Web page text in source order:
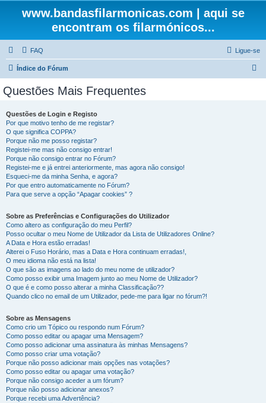
www.bandasfilarmonicas.com | aqui se
encontram os filarmónicos...
FAQ Ligue-se
Índice do Fórum
Questões Mais Frequentes
Questões de Login e Registo
Por que motivo tenho de me registar?
O que significa COPPA?
Porque não me posso registar?
Registei-me mas não consigo entrar!
Porque não consigo entrar no Fórum?
Registei-me e já entrei anteriormente, mas agora não consigo!
Esqueci-me da minha Senha, e agora?
Por que entro automaticamente no Fórum?
Para que serve a opção “Apagar cookies” ?
Sobre as Preferências e Configurações do Utilizador
Como altero as configuração do meu Perfil?
Posso ocultar o meu Nome de Utilizador da Lista de Utilizadores Online?
A Data e Hora estão erradas!
Alterei o Fuso Horário, mas a Data e Hora continuam erradas!,
O meu idioma não está na lista!
O que são as imagens ao lado do meu nome de utilizador?
Como posso exibir uma Imagem junto ao meu Nome de Utilizador?
O que é e como posso alterar a minha Classificação??
Quando clico no email de um Utilizador, pede-me para ligar no fórum?!
Sobre as Mensagens
Como crio um Tópico ou respondo num Fórum?
Como posso editar ou apagar uma Mensagem?
Como posso adicionar uma assinatura às minhas Mensagens?
Como posso criar uma votação?
Porque não posso adicionar mais opções nas votações?
Como posso editar ou apagar uma votação?
Porque não consigo aceder a um fórum?
Porque não posso adicionar anexos?
Porque recebi uma Advertência?